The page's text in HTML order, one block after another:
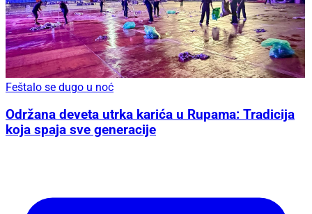
Feštalo se dugo u noć
Održana deveta utrka karića u Rupama: Tradicija
koja spaja sve generacije